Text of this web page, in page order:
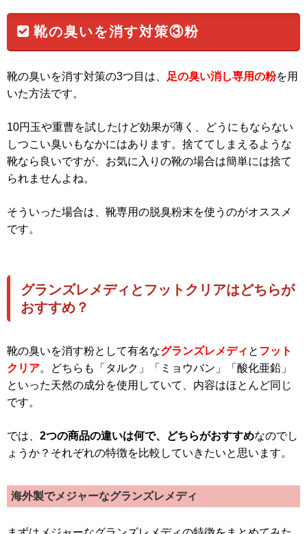
靴の臭いを消す対策③粉
靴の臭いを消す対策の3つ目は、 足の臭い消し専用の粉を用
いた方法です。
10円玉や重曹を試したけど効果が薄く、どうにもならない
しつこい臭いもなかにはあります。捨ててしまえるような
靴なら良いですが、お気に入りの靴の場合は簡単には捨て
られませんよね。
そういった場合は、靴専用の脱臭粉末を使うのがオススメ
です。
グランズレメディとフットクリアはどちらが
おすすめ？
靴の臭いを消す粉として有名なグランズレメディ と フット
クリア。どちらも「タルク」「ミョウバン」「酸化亜鉛」
といった天然の成分を使用していて、内容はほとんど同じ
です。
では、 2つの商品の違いは何で、どちらがおすすめなのでし
ょうか？それぞれの特徴を比較していきたいと思います。
海外製でメジャーなグランズレメディ